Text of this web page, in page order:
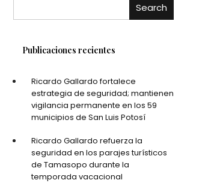
Search
Publicaciones recientes
Ricardo Gallardo fortalece
estrategia de seguridad; mantienen
vigilancia permanente en los 59
municipios de San Luis Potosí
Ricardo Gallardo refuerza la
seguridad en los parajes turísticos
de Tamasopo durante la
temporada vacacional